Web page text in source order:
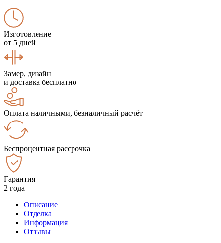
Изготовление
от 5 дней
Замер, дизайн
и доставка бесплатно
Оплата наличными, безналичный расчёт
Беспроцентная рассрочка
Гарантия
2 года
Описание
Отделка
Информация
Отзывы